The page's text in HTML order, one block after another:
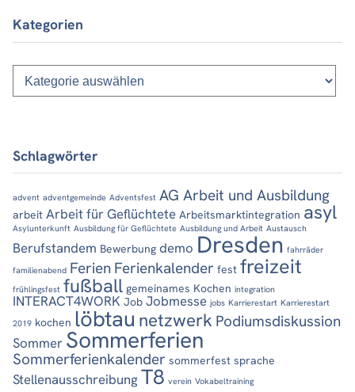
Kategorien
Kategorien
Schlagwörter
advent adventgemeinde Adventsfest AG Arbeit und Ausbildung
arbeit Arbeit für Geflüchtete Arbeitsmarktintegration asyl
Asylunterkunft Ausbildung für Geflüchtete Ausbildung und Arbeit Austausch
Berufstandem Bewerbung demo Dresden fahrräder
familienabend Ferien Ferienkalender fest freizeit
frühlingsfest fußball gemeinames Kochen integration
INTERACT4WORK Job Jobmesse jobs Karrierestart Karrierestart
2019 kochen löbtau netzwerk Podiumsdiskussion
Sommer Sommerferien
Sommerferienkalender sommerfest sprache
Stellenausschreibung T8 verein Vokabeltraining